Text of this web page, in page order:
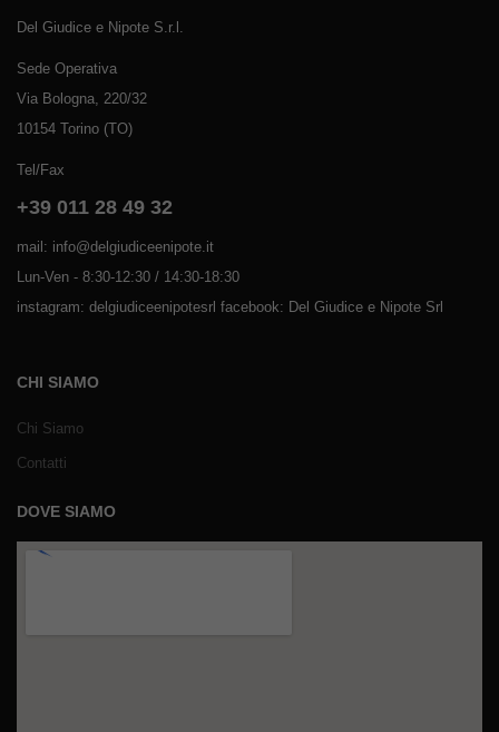
Del Giudice e Nipote S.r.l.
Sede Operativa
Via Bologna, 220/32
10154 Torino (TO)
Tel/Fax
+39 011 28 49 32
mail: info@delgiudiceenipote.it
Lun-Ven - 8:30-12:30 / 14:30-18:30
instagram: delgiudiceenipotesrl facebook: Del Giudice e Nipote Srl
CHI SIAMO
Chi Siamo
Contatti
DOVE SIAMO